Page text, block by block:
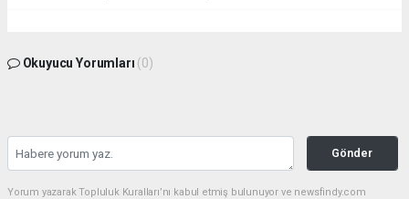
Okuyucu Yorumları (0)
Gönder
Yorum yazarak Topluluk Kuralları’nı kabul etmiş bulunuyor ve newsfindy.com